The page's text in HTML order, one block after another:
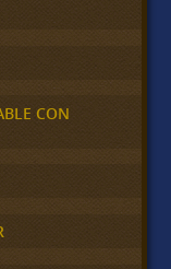
CON